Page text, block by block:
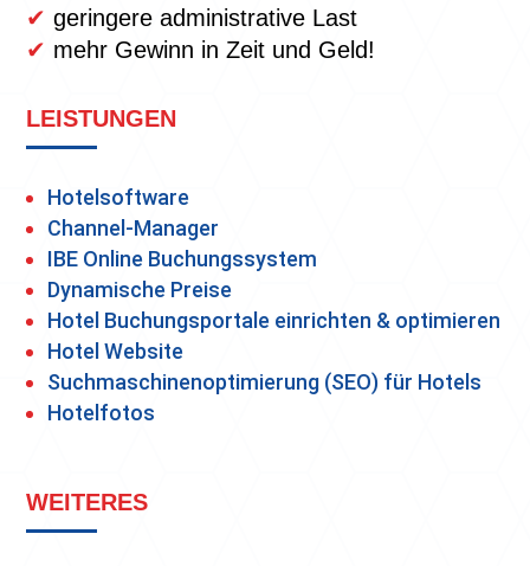
✔ geringere administrative Last
✔ mehr Gewinn in Zeit und Geld!
LEISTUNGEN
Hotelsoftware
Channel-Manager
IBE Online Buchungssystem
Dynamische Preise
Hotel Buchungsportale einrichten & optimieren
Hotel Website
Suchmaschinenoptimierung (SEO) für Hotels
Hotelfotos
WEITERES